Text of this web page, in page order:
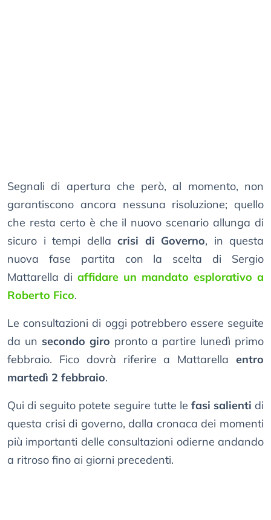
Segnali di apertura che però, al momento, non
garantiscono ancora nessuna risoluzione; quello
che resta certo è che il nuovo scenario allunga di
sicuro i tempi della crisi di Governo, in questa
nuova fase partita con la scelta di Sergio
Mattarella di affidare un mandato esplorativo a
Roberto Fico.
Le consultazioni di oggi potrebbero essere seguite
da un secondo giro pronto a partire lunedì primo
febbraio. Fico dovrà riferire a Mattarella entro
martedì 2 febbraio.
Qui di seguito potete seguire tutte le fasi salienti di
questa crisi di governo, dalla cronaca dei momenti
più importanti delle consultazioni odierne andando
a ritroso fino ai giorni precedenti.